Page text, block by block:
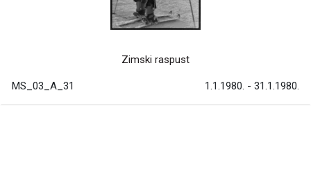
Zimski raspust
MS_03_A_31 1.1.1980. - 31.1.1980.